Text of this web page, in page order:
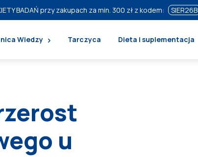
BADAŃ przy zakupach za min. 300 zł z kodem: SIER26B
Wiedzy Tarczyca Dieta i suplementacja
u